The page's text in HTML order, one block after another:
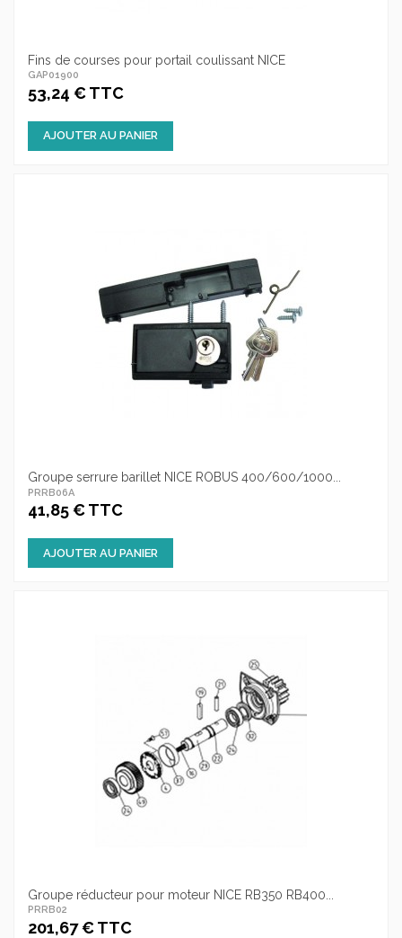
Fins de courses pour portail coulissant NICE
GAP01900
53,24 € TTC
AJOUTER AU PANIER
Groupe serrure barillet NICE ROBUS 400/600/1000...
PRRB06A
41,85 € TTC
AJOUTER AU PANIER
Groupe réducteur pour moteur NICE RB350 RB400...
PRRB02
201,67 € TTC